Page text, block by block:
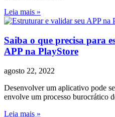
Leia mais »
Saiba o que precisa para
APP na PlayStore
agosto 22, 2022
Desenvolver um aplicativo pode
envolve um processo burocrático
Leia mais »